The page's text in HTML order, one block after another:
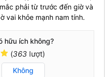
phải từ trước đến giờ và
vai khỏe mạnh nam tính.
hữu ích không?
(363 lượt)
Không